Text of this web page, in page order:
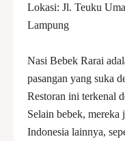
Lokasi: Jl. Teuku
Lampung
Nasi Bebek Rarai
pasangan yang suka
Restoran ini terkenal
Selain bebek, mereka
Indonesia lainnya,